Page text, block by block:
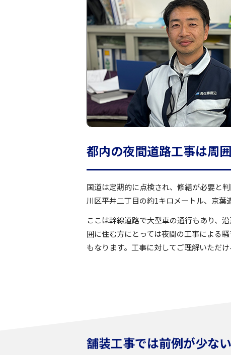
都内の夜間道路工事は周
国道は定期的に点検され、修繕が必要と
川区平井二丁目の約1キロメートル、京葉
ここは幹線道路で大型車の通行もあり、
囲に住む方にとっては夜間の工事による
もなります。工事に対してご理解いただ
舗装工事では前例が少な